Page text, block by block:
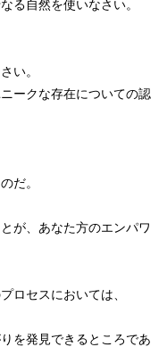
る自然を使いなさい。
い。
ークな存在についての認
だ。
が、あなた方のエンパワ
ロセスにおいては、
を発見できるところであ